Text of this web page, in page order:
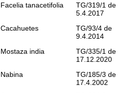
Facelia tanacetifolia
TG/319/1 de
5.4.2017
Cacahuetes
TG/93/4 de
9.4.2014
Mostaza india
TG/335/1 de
17.12.2020
Nabina
TG/185/3 de
17.4.2002